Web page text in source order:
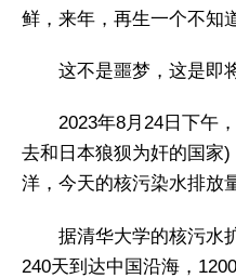
鲜，来年，再生一个不知
这不是噩梦，这是即
2023年8月24日下午
去和日本狼狈为奸的国家
洋，今天的核污染水排放
据清华大学的核污水
240天到达中国沿海，